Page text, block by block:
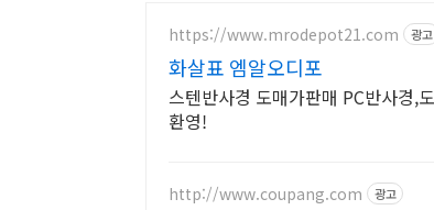
https://www.mrodepot21.com 광고
화살표 엠알오디포
스텐반사경 도매가판매 PC반사경,
환영!
http://www.coupang.com 광고